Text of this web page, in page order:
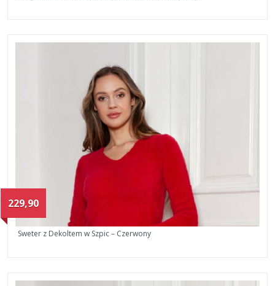
229,90
Sweter z Dekoltem w Szpic – Czerwony